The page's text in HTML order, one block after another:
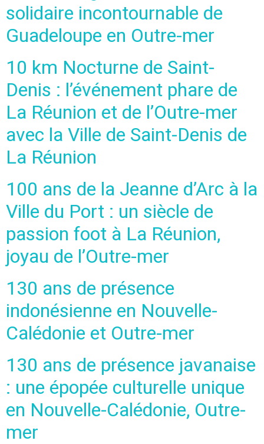
solidaire incontournable de
Guadeloupe en Outre-mer
10 km Nocturne de Saint-
Denis : l’événement phare de
La Réunion et de l’Outre-mer
avec la Ville de Saint-Denis de
La Réunion
100 ans de la Jeanne d’Arc à la
Ville du Port : un siècle de
passion foot à La Réunion,
joyau de l’Outre-mer
130 ans de présence
indonésienne en Nouvelle-
Calédonie et Outre-mer
130 ans de présence javanaise
: une épopée culturelle unique
en Nouvelle-Calédonie, Outre-
mer